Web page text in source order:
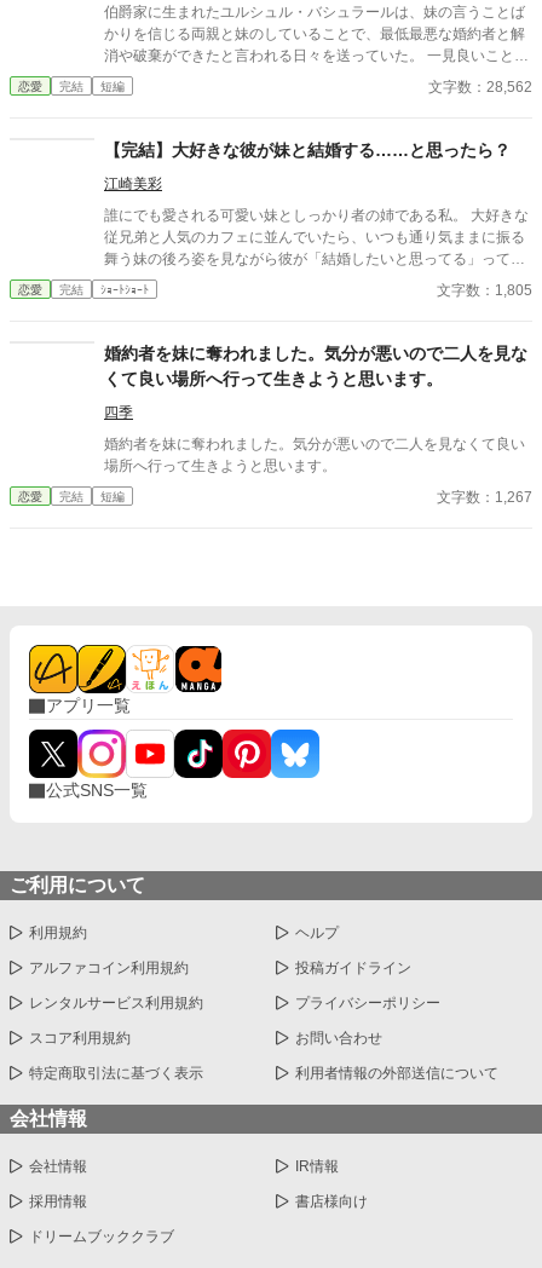
伯爵家に生まれたユルシュル・バシュラールは、妹の言うことば
かりを信じる両親と妹のしていることで、最低最悪な婚約者と解
消や破棄ができたと言われる日々を送っていた。 一見良いことの
ように思えることだが、実際は妹がしていることは褒められるこ
とではなかった。 更には自己中な幼なじみやその異母妹や王妃や
るというのにそれに気づいてくれる人は周りにいなかったこと
で、ユルシュルはいつ倒れてもおかしくない状態が続いていたの
だが……。
恋愛 完結 短編 文字数：28,562
【完結】大好きな彼が妹と結婚する……と思ったら？
江崎美彩
誰にでも愛される可愛い妹としっかり者の姉である私。 大好きな
従兄弟と人気のカフェに並んでいたら、いつも通り気ままに振る
舞う妹の後ろ姿を見ながら彼が「結婚したいと思ってる」って呟
いて…… さっくり読める短編です。 異世界もののつもりで書いて
ますが、あまり異世界感はありません。
恋愛 完結 ｼｮｰﾄｼｮｰﾄ 文字数：1,805
婚約者を妹に奪われました。気分が悪いので二人を見な
くて良い場所へ行って生きようと思います。
四季
婚約者を妹に奪われました。気分が悪いので二人を見なくて良い
場所へ行って生きようと思います。
恋愛 完結 短編 文字数：1,267
アプリ一覧
公式SNS一覧
ご利用について
利用規約 ヘルプ
アルファコイン利用規約 投稿ガイドライン
レンタルサービス利用規約 プライバシーポリシー
スコア利用規約 お問い合わせ
特定商取引法に基づく表示 利用者情報の外部送信について
会社情報
会社情報 IR情報
採用情報 書店様向け
ドリームブッククラブ